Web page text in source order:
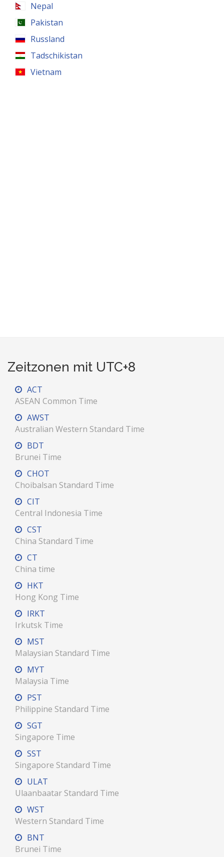
Nepal
Pakistan
Russland
Tadschikistan
Vietnam
Zeitzonen mit UTC+8
ACT
ASEAN Common Time
AWST
Australian Western Standard Time
BDT
Brunei Time
CHOT
Choibalsan Standard Time
CIT
Central Indonesia Time
CST
China Standard Time
CT
China time
HKT
Hong Kong Time
IRKT
Irkutsk Time
MST
Malaysian Standard Time
MYT
Malaysia Time
PST
Philippine Standard Time
SGT
Singapore Time
SST
Singapore Standard Time
ULAT
Ulaanbaatar Standard Time
WST
Western Standard Time
BNT
Brunei Time